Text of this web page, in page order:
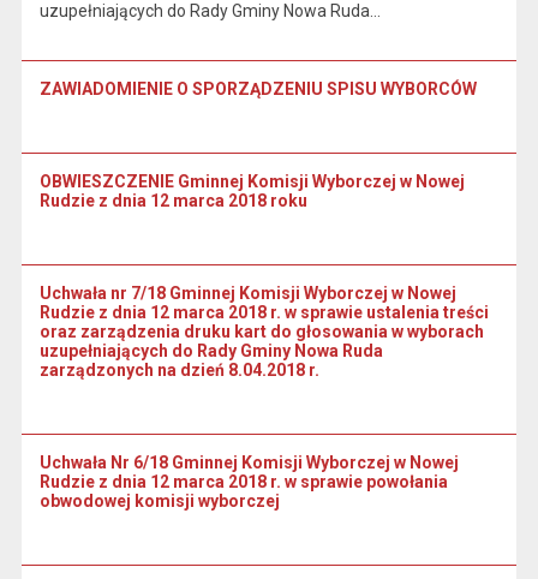
uzupełniających do Rady Gminy Nowa Ruda…
ZAWIADOMIENIE O SPORZĄDZENIU SPISU WYBORCÓW
OBWIESZCZENIE Gminnej Komisji Wyborczej w Nowej
Rudzie z dnia 12 marca 2018 roku
Uchwała nr 7/18 Gminnej Komisji Wyborczej w Nowej
Rudzie z dnia 12 marca 2018 r. w sprawie ustalenia treści
oraz zarządzenia druku kart do głosowania w wyborach
uzupełniających do Rady Gminy Nowa Ruda
zarządzonych na dzień 8.04.2018 r.
Uchwała Nr 6/18 Gminnej Komisji Wyborczej w Nowej
Rudzie z dnia 12 marca 2018 r. w sprawie powołania
obwodowej komisji wyborczej